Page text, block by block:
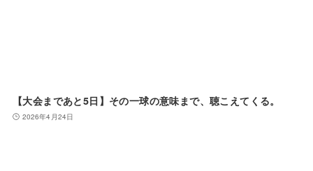
【大会まであと5日】その一球の意味まで、聴こえてくる。
2026年4月24日